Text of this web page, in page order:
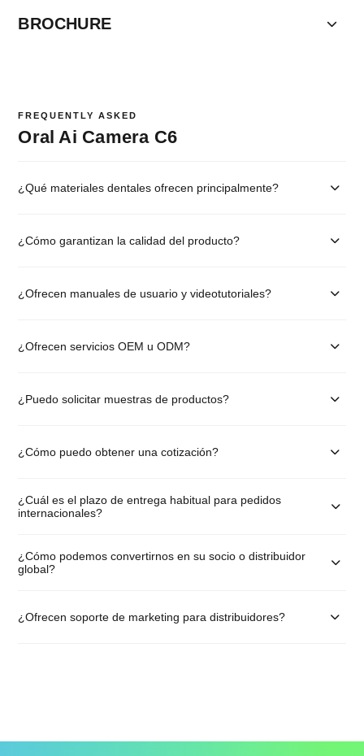
BROCHURE
FREQUENTLY ASKED
Oral Ai Camera C6
¿Qué materiales dentales ofrecen principalmente?
¿Cómo garantizan la calidad del producto?
¿Ofrecen manuales de usuario y videotutoriales?
¿Ofrecen servicios OEM u ODM?
¿Puedo solicitar muestras de productos?
¿Cómo puedo obtener una cotización?
¿Cuál es el plazo de entrega habitual para pedidos
internacionales?
¿Cómo podemos convertirnos en su socio o distribuidor
global?
¿Ofrecen soporte de marketing para distribuidores?